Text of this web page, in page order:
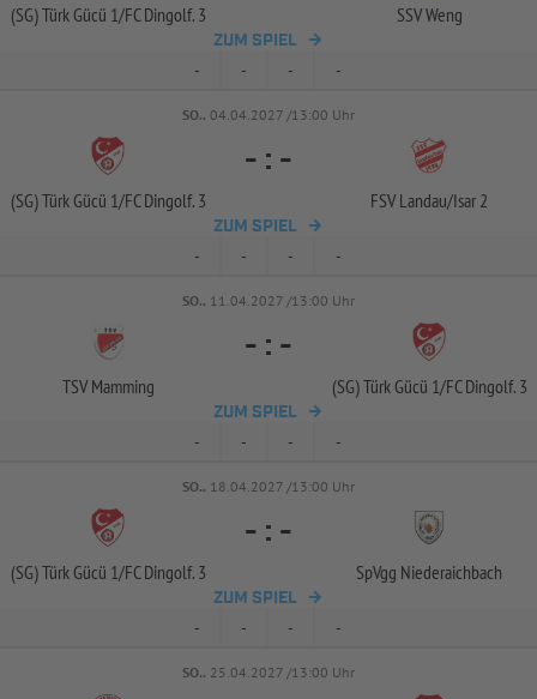
(SG) Türk Gücü 1/FC Dingolf. 3 SSV Weng
ZUM SPIEL
- - - -
SO.. 04.04.2027 /13:00 Uhr
(SG) Türk Gücü 1/FC Dingolf. 3
- : -
FSV Landau/Isar 2
ZUM SPIEL
- - - -
SO.. 11.04.2027 /13:00 Uhr
TSV Mamming
- : -
(SG) Türk Gücü 1/FC Dingolf. 3
ZUM SPIEL
- - - -
SO.. 18.04.2027 /13:00 Uhr
(SG) Türk Gücü 1/FC Dingolf. 3
- : -
SpVgg Niederaichbach
ZUM SPIEL
- - - -
SO.. 25.04.2027 /13:00 Uhr